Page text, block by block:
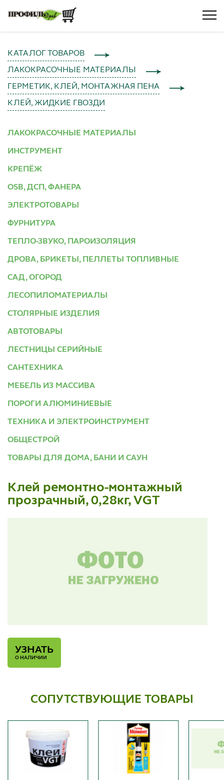
КАТАЛОГ ТОВАРОВ
ЛАКОКРАСОЧНЫЕ МАТЕРИАЛЫ
ГЕРМЕТИК, КЛЕЙ, МОНТАЖНАЯ ПЕНА
КЛЕЙ, ЖИДКИЕ ГВОЗДИ
ЛАКОКРАСОЧНЫЕ МАТЕРИАЛЫ
ИНСТРУМЕНТ
КРЕПЁЖ
OSB, ДСП, ФАНЕРА
ЭЛЕКТРОТОВАРЫ
ФУРНИТУРА
ТЕПЛО-ЗВУКО, ПАРОИЗОЛЯЦИЯ
ДРОВА, БРИКЕТЫ, ПЕЛЛЕТЫ ТОПЛИВНЫЕ
САД, ОГОРОД
ЛЕСОПИЛОМАТЕРИАЛЫ
СТОЛЯРНЫЕ ИЗДЕЛИЯ
АВТОТОВАРЫ
ЛЕСТНИЦЫ СЕРИЙНЫЕ
САНТЕХНИКА
МЕБЕЛЬ ИЗ МАССИВА
ПОРОГИ АЛЮМИНИЕВЫЕ
ТЕХНИКА И ЭЛЕКТРОИНСТРУМЕНТ
ОБЩЕСТРОЙ
ТОВАРЫ ДЛЯ ДОМА, БАНИ И САУН
Клей ремонтно-монтажный
прозрачный, 0,28кг, VGT
УЗНАТЬ
О НАЛИЧИИ
СОПУТСТВУЮЩИЕ ТОВАРЫ